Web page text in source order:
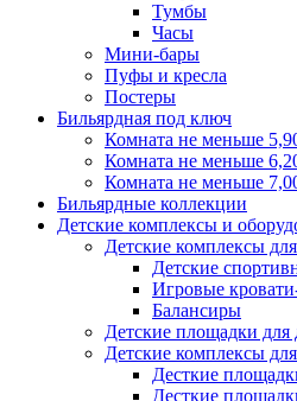
Тумбы
Часы
Мини-бары
Пуфы и кресла
Постеры
Бильярдная под ключ
Комната не меньше
Комната не меньше
Комната не меньше
Бильярдные коллекции
Детские комплексы и
Детские комплексы
Детские
Игровые
Балансиры
Детские площадки
Детские комплексы
Десткие
Десткие